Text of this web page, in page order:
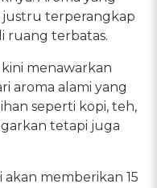
terperangkap
ruang terbatas.
menawarkan
aroma alami yang
seperti kopi, teh,
tetapi juga
memberikan 15